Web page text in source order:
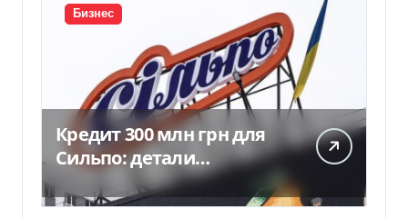
Бизнес
Кредит 300 млн грн для
Сильпо: детали
соглашения с
Ощадбанком